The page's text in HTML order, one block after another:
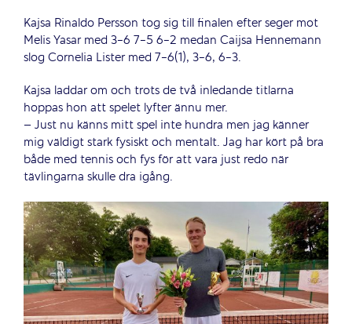
Kajsa Rinaldo Persson tog sig till finalen efter seger mot
Melis Yasar med 3-6 7-5 6-2 medan Caijsa Hennemann
slog Cornelia Lister med 7-6(1), 3-6, 6-3.
Kajsa laddar om och trots de två inledande titlarna
hoppas hon att spelet lyfter ännu mer.
– Just nu känns mitt spel inte hundra men jag känner
mig väldigt stark fysiskt och mentalt. Jag har kört på bra
både med tennis och fys för att vara just redo när
tävlingarna skulle dra igång.